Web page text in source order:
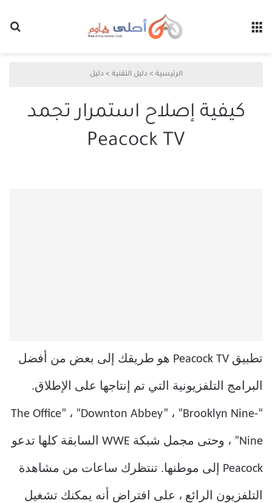
الرئيسية > دليل التقنية > دليل
كيفية إصلاح استمرار تجمد
Peacock TV
تطبيق Peacock TV هو طريقك إلى بعض من أفضل
البرامج التلفزيونية التي تم إنتاجها على الإطلاق.
“The Office” ، “Downton Abbey” ، “Brooklyn Nine-
Nine” ، وحتى مجمل شبكة WWE السابقة كلها تدعو
Peacock إلى موطنها. تنتظرك ساعات من مشاهدة
التلفزيون الرائع ، على افتراض أنه يمكنك تشغيل